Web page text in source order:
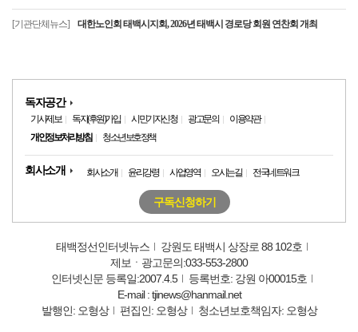
[기관단체뉴스] 대한노인회 태백시지회, 2026년 태백시 경로당 회원 연찬회 개최
독자공간
기사제보 독자(후원)가입 시민기자신청 광고문의
이용약관
개인정보처리방침
청소년보호정책
회사소개 회사소개 윤리강령 사업영역 오시는길 전국네트워크
구독신청하기
태백정선인터넷뉴스
강원도 태백시 상장로 88 102호
제보ㆍ광고문의:033-553-2800
인터넷신문 등록일:2007.4.5
등록번호: 강원 아00015호
E-mail : tjinews@hanmail.net
발행인: 오형상
편집인: 오형상 청소년보호책임자: 오형상